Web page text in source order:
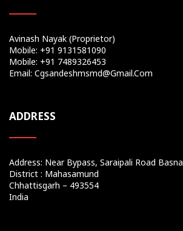
Avinash Nayak (Proprietor)
Mobile: +91 9131581090
Mobile: +91 7489326453
Email: Cgsandeshmsmd@gmail.com
ADDRESS
Address: Near Bypass, Saraipali Road Basna
District : Mahasamund
Chhattisgarh – 493554
India